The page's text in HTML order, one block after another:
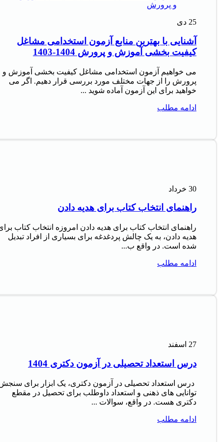
25 دی
آشنایی با بهترین منابع آزمون استخدامی مشاغل
کیفیت بخشی آموزش و پرورش 1404-1403
می خواهیم آزمون استخدامی مشاغل کیفیت بخشی آموزش و
پرورش را از جهات مختلف مورد بررسی قرار دهیم. اگر می
خواهید برای این آزمون آماده شوید ...
ادامه مطلب
30 خرداد
راهنمای انتخاب کتاب برای هدیه دادن
راهنمای انتخاب کتاب برای هدیه دادن امروزه انتخاب کتاب
هدیه دادن، به یک چالش پردغدغه برای بسیاری از افراد تبدیل
شده است. در واقع ب...
ادامه مطلب
27 اسفند
درس استعداد تحصیلی در آزمون دکتری 1404
درس استعداد تحصیلی در آزمون دکتری، یک ابزار برای
توانایی های ذهنی و استعداد داوطلب برای تحصیل در مقطع
دکتری هست. در واقع، سوالات ...
ادامه مطلب